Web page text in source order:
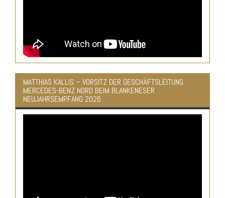
MATTHIAS KALLIS – VORSITZ DER GESCHÄFTSLEITUNG
MERCEDES-BENZ NORD BEIM BLANKENESER
NEUJAHRSEMPFANG 2026